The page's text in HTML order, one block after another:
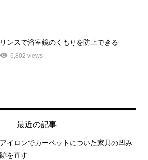
リンスで浴室鏡のくもりを防止できる
6,802 views
最近の記事
アイロンでカーペットについた家具の凹み
跡を直す